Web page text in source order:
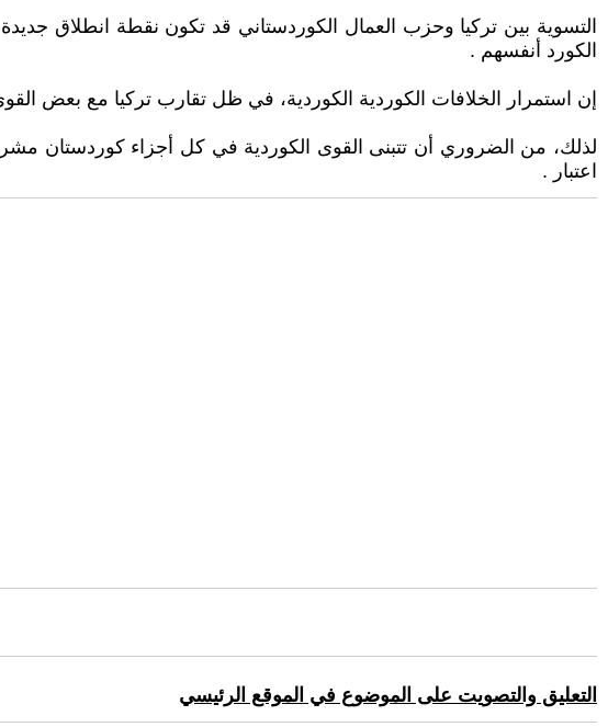
التسوية بين تركيا وحزب العمال الكوردستاني قد تكون نقطة انطلاق
الكورد أنفسهم .
إن استمرار الخلافات الكوردية الكوردية، في ظل تقارب تركيا مع بعض
لذلك، من الضروري أن تتبنى القوى الكوردية في كل أجزاء كوردستان
اعتبار .
التعليق والتصويت على الموضوع في الموقع الرئيسي